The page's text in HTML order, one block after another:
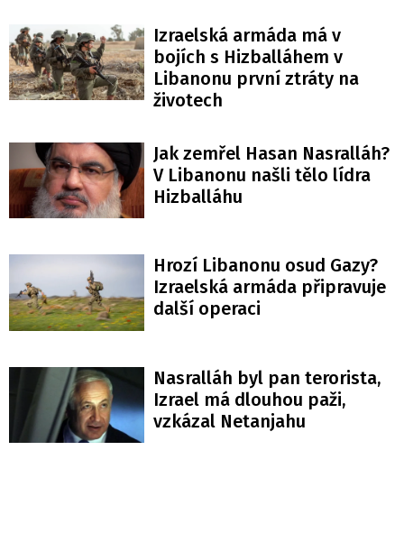
Izraelská armáda má v
bojích s Hizballáhem v
Libanonu první ztráty na
životech
Jak zemřel Hasan Nasralláh?
V Libanonu našli tělo lídra
Hizballáhu
Hrozí Libanonu osud Gazy?
Izraelská armáda připravuje
další operaci
Nasralláh byl pan terorista,
Izrael má dlouhou paži,
vzkázal Netanjahu